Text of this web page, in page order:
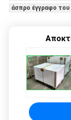
άσπρο έγγραφο